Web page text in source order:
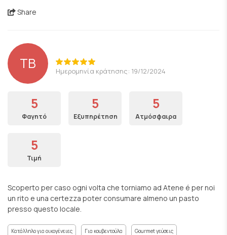
Share
TB Ημερομηνία κράτησης: 19/12/2024
5
Φαγητό
5
Εξυπηρέτηση
5
Ατμόσφαιρα
5
Τιμή
Scoperto per caso ogni volta che torniamo ad Atene é per noi
un rito e una certezza poter consumare almeno un pasto
presso questo locale.
Κατάλληλο για οικογένειες Για κουβεντούλα Gourmet γεύσεις